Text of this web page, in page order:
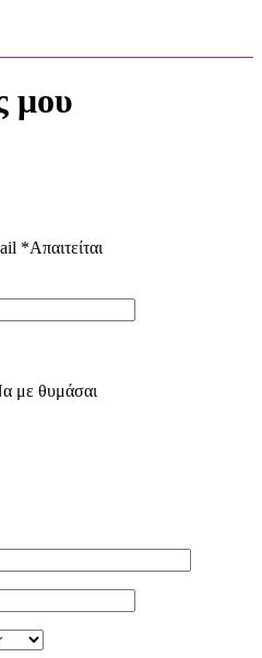
μου
*Απαιτείται
με θυμάσαι